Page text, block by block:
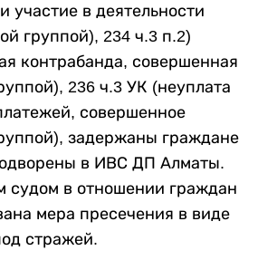
участие в деятельности
группой), 234 ч.3 п.2)
контрабанда, совершенная
236 ч.3 УК (неуплата
совершенное
задержаны граждане
в ИВС ДП Алматы.
судом в отношении граждан
мера пресечения в виде
стражей.